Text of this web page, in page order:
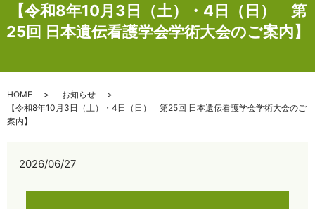
【令和8年10月3日（土）・4日（日） 第
25回 日本遺伝看護学会学術大会のご案内】
HOME
お知らせ
【令和8年10月3日（土）・4日（日） 第25回 日本遺伝看護学会学術大会のご
案内】
2026/06/27